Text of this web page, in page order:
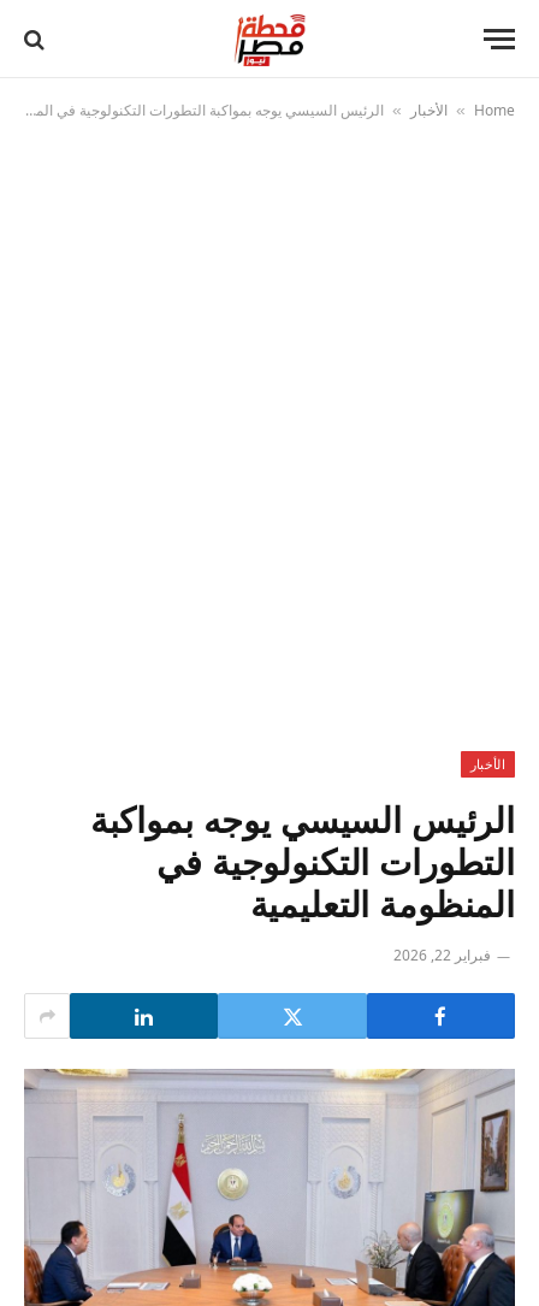
Home
» الأخبار » الرئيس السيسي يوجه بمواكبة التطورات التكنولوجية في المنظومة التعليمية
الأخبار
الرئيس السيسي يوجه بمواكبة
التطورات التكنولوجية في
المنظومة التعليمية
فبراير 22, 2026